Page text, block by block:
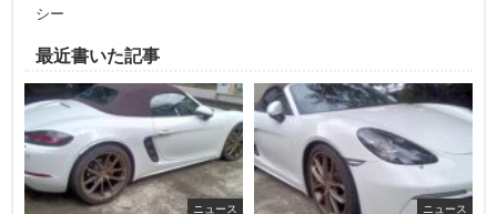
シー
最近書いた記事
ニュース ニュース